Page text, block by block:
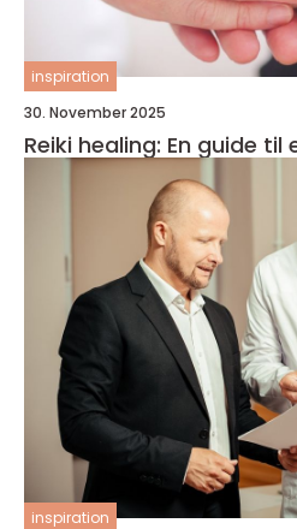
inspiration
30. November 2025
Reiki healing: En guide
inspiration